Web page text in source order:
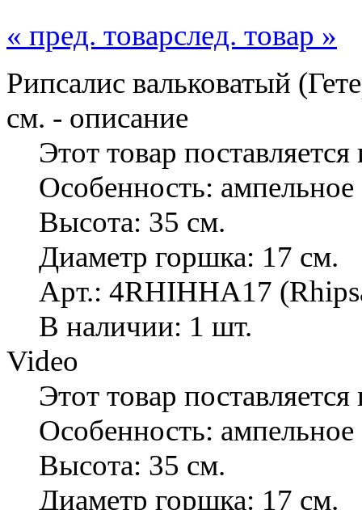
« пред. товарслед. товар »
Рипсалис вальковатый
см. - описание
Этот товар
Особенность: ампельное
Высота: 35 см.
Диаметр горшка: 17 см.
Арт.: 4RHIHHA17
В наличии: 1 шт.
Video
Этот товар
Особенность: ампельное
Высота: 35 см.
Диаметр горшка: 17 см.